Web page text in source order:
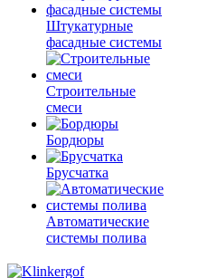
Штукатурные
фасадные системы
Строительные
смеси
Бордюры
Брусчатка
Автоматические
системы полива